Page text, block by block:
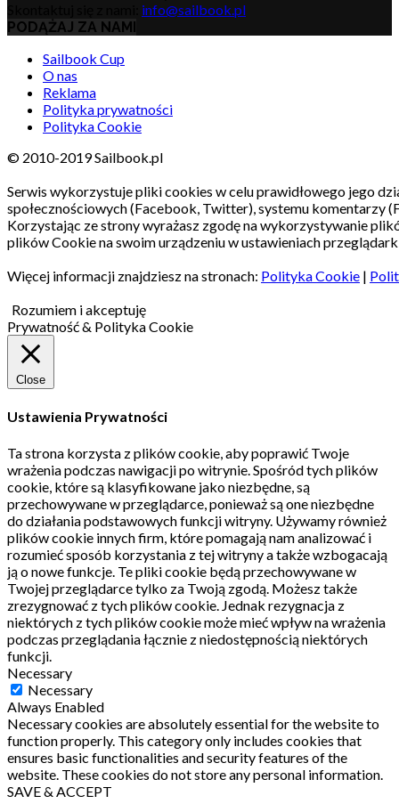
info@sailbook.pl
PODĄŻAJ ZA NAMI
Sailbook Cup
O nas
Reklama
Polityka prywatności
Polityka Cookie
© 2010-2019 Sailbook.pl
Serwis wykorzystuje pliki cookies w celu prawidłowego jego
społecznościowych (Facebook, Twitter), systemu komentarzy
Korzystając ze strony wyrażasz zgodę na wykorzystywanie
plików Cookie na swoim urządzeniu w ustawieniach
Więcej informacji znajdziesz na stronach: Polityka Cookie |
Rozumiem i akceptuję
Prywatność & Polityka Cookie
Close
Ustawienia Prywatności
Ta strona korzysta z plików cookie, aby poprawić Twoje
wrażenia podczas nawigacji po witrynie. Spośród tych plików
cookie, które są klasyfikowane jako niezbędne, są
przechowywane w przeglądarce, ponieważ są one niezbędne
do działania podstawowych funkcji witryny. Używamy również
plików cookie innych firm, które pomagają nam analizować i
rozumieć sposób korzystania z tej witryny a także wzbogacają
ją o nowe funkcje. Te pliki cookie będą przechowywane w
Twojej przeglądarce tylko za Twoją zgodą. Możesz także
zrezygnować z tych plików cookie. Jednak rezygnacja z
niektórych z tych plików cookie może mieć wpływ na wrażenia
podczas przeglądania łącznie z niedostępnością niektórych
funkcji.
Necessary
Necessary
Always Enabled
Necessary cookies are absolutely essential for the website to
function properly. This category only includes cookies that
ensures basic functionalities and security features of the
website. These cookies do not store any personal information.
SAVE & ACCEPT